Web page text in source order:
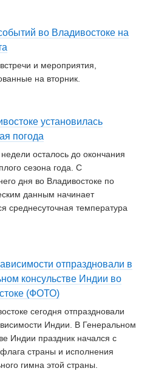
во Владивостоке на
и мероприятия,
на вторник.
установилась
погода
осталось до окончания
сезона года. С
дня во Владивостоке по
данным начинает
среднесуточная температура
отпраздновали в
консульстве Индии во
(ФОТО)
сегодня отпраздновали
Индии. В Генеральном
Индии праздник начался с
страны и исполнения
гимна этой страны.